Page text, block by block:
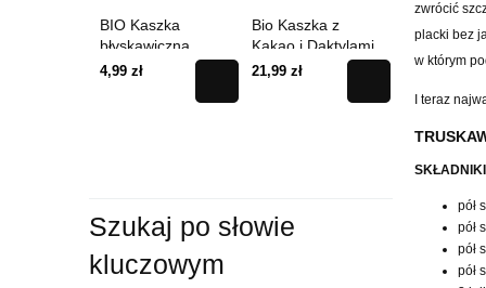
Bio Kaszka z
Kakao i Daktylami
200 g
21,99 zł
Bio Kaszka
Owsiana 200 g
18,99 zł
16,14 zł
Cena
18,99 zł
18,99 zł
Szukaj po słowie
kluczowym
zwrócić
placki bez
w którym
I teraz
pół
pół
pół
pół